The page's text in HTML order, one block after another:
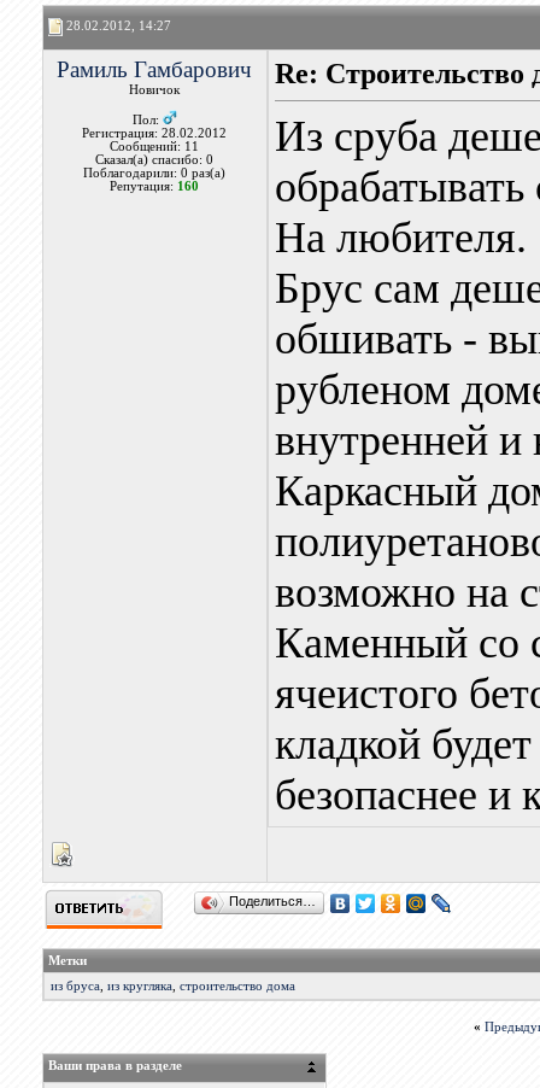
28.02.2012, 14:27
Рамиль Гамбарович
Новичок
Пол:
Регистрация: 28.02.2012
Сообщений: 11
Сказал(а) спасибо: 0
Поблагодарили: 0 раз(а)
Репутация: 160
Re: Строительство
Из сруба
На любителя.
Брус сам
обшивать -
рубленом
внутренней
Каркасный
возможно на
Каменный со
ячеистого
кладкой
безопаснее и
Поделиться…
Метки
из бруса, из кругляка, строительство дома
«
Ваши права в разделе